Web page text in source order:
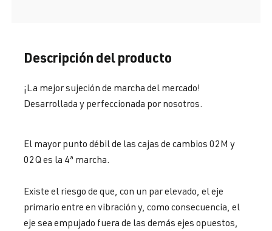
Descripción del producto
¡La mejor sujeción de marcha del mercado!
Desarrollada y perfeccionada por nosotros.
El mayor punto débil de las cajas de cambios 02M y
02Q es la 4ª marcha.
Existe el riesgo de que, con un par elevado, el eje
primario entre en vibración y, como consecuencia, el
eje sea empujado fuera de las demás ejes opuestos,